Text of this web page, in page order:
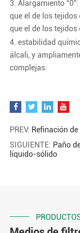
3. Alargamiento
que el de los
que el de los tejidos
4. estabilidad
álcali, y
complejas.
PREV: Refinación
SIGUIENTE: Paño
líquido-sólido